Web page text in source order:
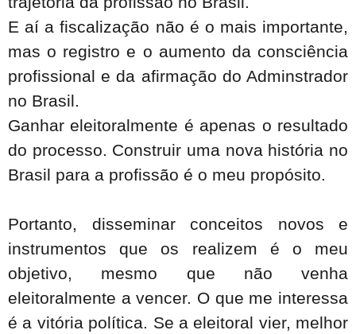
E aí a fiscalização não é o mais importante,
mas o registro e o aumento da consciência
profissional e da afirmação do Adminstrador
no Brasil.
Ganhar eleitoralmente é apenas o resultado
do processo. Construir uma nova história no
Brasil para a profissão é o meu propósito.
Portanto, disseminar conceitos novos e
instrumentos que os realizem é o meu
objetivo, mesmo que não venha
eleitoralmente a vencer. O que me interessa
é a vitória política. Se a eleitoral vier, melhor